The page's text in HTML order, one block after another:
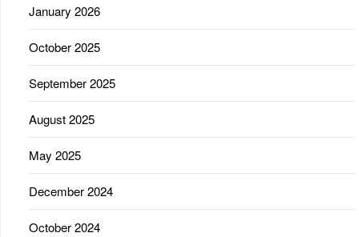
January 2026
October 2025
September 2025
August 2025
May 2025
December 2024
October 2024